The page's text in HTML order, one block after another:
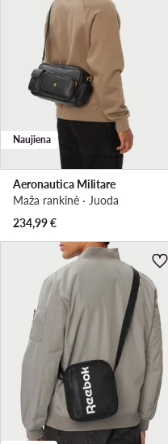
Naujiena
Aeronautica Militare
Maža rankinė · Juoda
234,99€